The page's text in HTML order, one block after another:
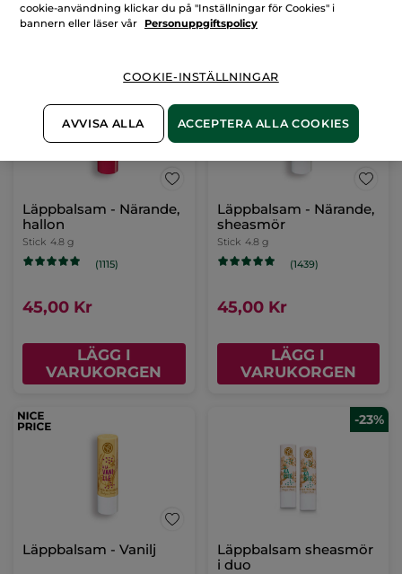
Läppbalsam - Närande,
hallon
Stick 4.8 g
(1115)
45,00 Kr
LÄGG I
VARUKORGEN
Läppbalsam - Närande,
sheasmör
Stick 4.8 g
(1439)
45,00 Kr
LÄGG I
VARUKORGEN
Läppbalsam - Vanilj
-23%
Läppbalsam sheasmör
i duo
cookie-användning klickar du på "Inställningar för Cookies" i
bannern eller läser vår
Personuppgiftspolicy
COOKIE-INSTÄLLNINGAR
AVVISA ALLA ACCEPTERA ALLA COOKIES